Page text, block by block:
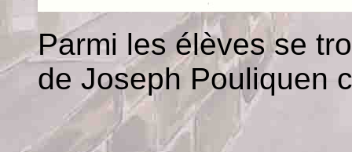
Parmi les élèves se
de Joseph Pouliquen